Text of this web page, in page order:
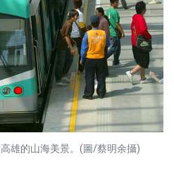
雄的山海美景。(圖/蔡明余攝)